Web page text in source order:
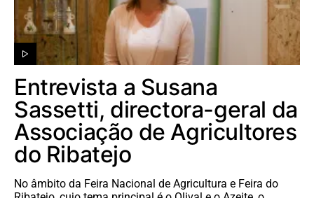
Entrevista a Susana
Sassetti, directora-geral da
Associação de Agricultores
do Ribatejo
No âmbito da Feira Nacional de Agricultura e Feira do